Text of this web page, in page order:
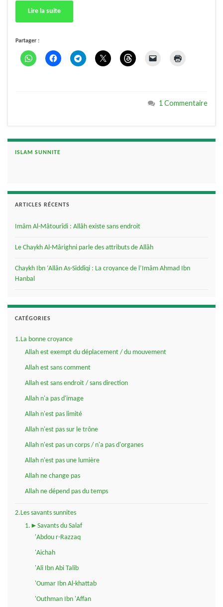
Lire la suite
Partager :
1 Commentaire
ISLAM SUNNITE
ARTICLES RÉCENTS
Imâm Al-Mâtourîdi : Allâh existe sans endroit
Le Chaykh Al-Mârighni parle des attributs de Allâh
Chaykh Ibn ‘Allân As-Siddîqi : La croyance de l’Imâm Ahmad Ibn
Hanbal
CATÉGORIES
1.La bonne croyance
Allah est exempt du déplacement / du mouvement
Allah est sans comment
Allah est sans endroit / sans direction
Allah n'a pas d'image
Allah n'est pas limité
Allah n'est pas sur le trône
Allah n'est pas un corps / n'a pas d'organes
Allah n'est pas une lumière
Allah ne change pas
Allah ne dépend pas du temps
2.Les savants sunnites
1.►Savants du Salaf
'Abdou r-Razzaq
'Aichah
'Ali Ibn Abi Talib
'Oumar Ibn Al-khattab
'Outhman Ibn 'Affan